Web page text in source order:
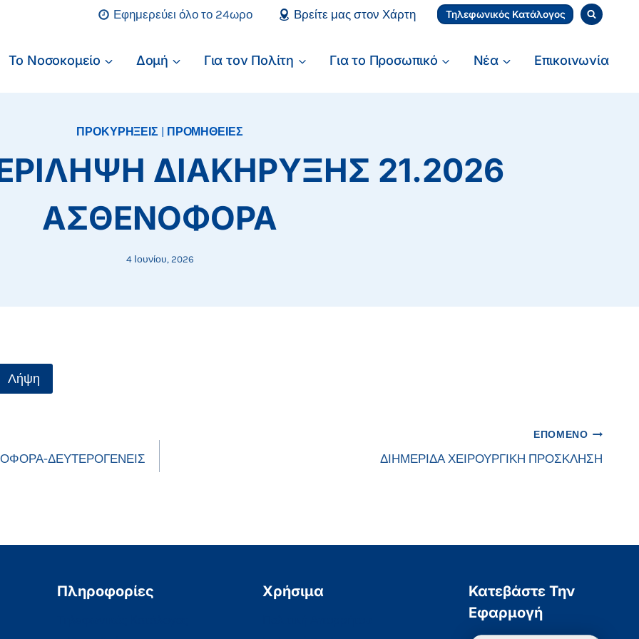
Εφημερεύει όλο το 24ωρο Βρείτε μας στον Χάρτη Τηλεφωνικός Κατάλογος
Το Νοσοκομείο Δομή Για τον Πολίτη Για το Προσωπικό Νέα Επικοινωνία
ΠΡΟΚΥΡΗΞΕΙΣ ΠΡΟΜΗΘΕΙΕΣ
ΔΙΑΚΗΡΥΞΗΣ 21.2026
ΑΣΘΕΝΟΦΟΡΑ
4 Ιουνίου, 2026
Λήψη
ΔΕΥΤΕΡΟΓΕΝΕΙΣ
ΕΠΌΜΕΝΟ
ΔΙΗΜΕΡΙΔΑ ΧΕΙΡΟΥΡΓΙΚΗ ΠΡΟΣΚΛΗΣΗ
Πληροφορίες Χρήσιμα
Κατεβάστε Την
Εφαρμογή